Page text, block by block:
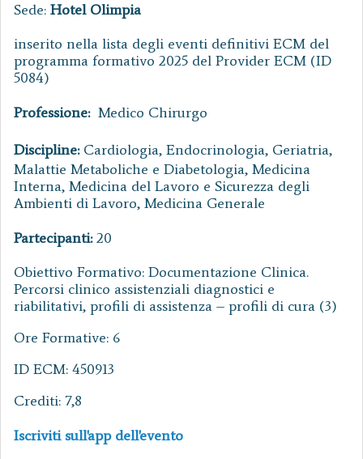
Sede: Hotel Olimpia
inserito nella lista degli eventi definitivi ECM del
programma formativo 2025 del Provider ECM (ID
5084)
Professione: Medico Chirurgo
Discipline:Cardiologia, Endocrinologia, Geriatria,
Malattie Metaboliche e Diabetologia, Medicina
Interna, Medicina del Lavoro e Sicurezza degli
Ambienti di Lavoro, Medicina Generale
Partecipanti:20
Obiettivo Formativo: Documentazione Clinica.
Percorsi clinico assistenziali diagnostici e
riabilitativi, profili di assistenza – profili di cura (3)
Ore Formative: 6
ID ECM: 450913
Crediti: 7,8
Iscriviti sull'app dell'evento